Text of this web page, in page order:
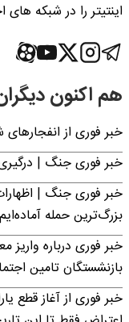
اینتیتر را در شبکه های
هم اکنون
خبر فوری از انفجارهای شدید
خبر فوری جنگ |
خبر فوری جنگ |
بزرگ‌ترین حمله آماده‌ایم
خبر فوری درباره
بازنشستگان تامین